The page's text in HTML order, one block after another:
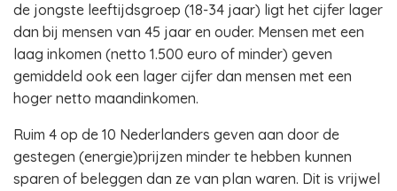
de jongste leeftijdsgroep (18-34 jaar) ligt het cijfer lager
dan bij mensen van 45 jaar en ouder. Mensen met een
laag inkomen (netto 1.500 euro of minder) geven
gemiddeld ook een lager cijfer dan mensen met een
hoger netto maandinkomen.
Ruim 4 op de 10 Nederlanders geven aan door de
gestegen (energie)prijzen minder te hebben kunnen
sparen of beleggen dan ze van plan waren. Dit is vrijwel